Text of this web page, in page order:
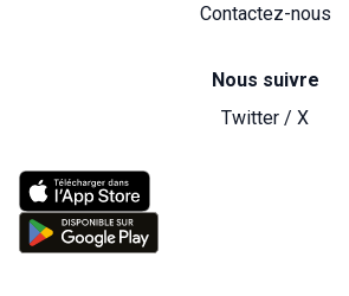
Contactez-nous
Nous suivre
Twitter / X